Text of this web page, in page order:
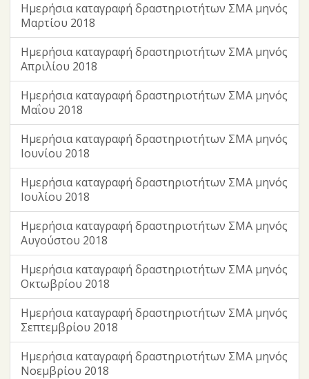
Ημερήσια καταγραφή δραστηριοτήτων ΣΜΑ μηνός
Μαρτίου 2018
Ημερήσια καταγραφή δραστηριοτήτων ΣΜΑ μηνός
Απριλίου 2018
Ημερήσια καταγραφή δραστηριοτήτων ΣΜΑ μηνός
Μαΐου 2018
Ημερήσια καταγραφή δραστηριοτήτων ΣΜΑ μηνός
Ιουνίου 2018
Ημερήσια καταγραφή δραστηριοτήτων ΣΜΑ μηνός
Ιουλίου 2018
Ημερήσια καταγραφή δραστηριοτήτων ΣΜΑ μηνός
Αυγούστου 2018
Ημερήσια καταγραφή δραστηριοτήτων ΣΜΑ μηνός
Οκτωβρίου 2018
Ημερήσια καταγραφή δραστηριοτήτων ΣΜΑ μηνός
Σεπτεμβρίου 2018
Ημερήσια καταγραφή δραστηριοτήτων ΣΜΑ μηνός
Νοεμβρίου 2018